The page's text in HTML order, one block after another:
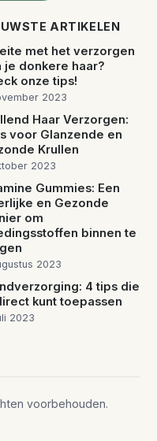
ARTIKELEN
met het verzorgen
je donkere haar?
onze tips!
2023
Haar Verzorgen:
voor Glanzende en
Krullen
2023
Gummies: Een
en Gezonde
om
binnen te
2023
4 tips die
kunt toepassen
2023
voorbehouden.